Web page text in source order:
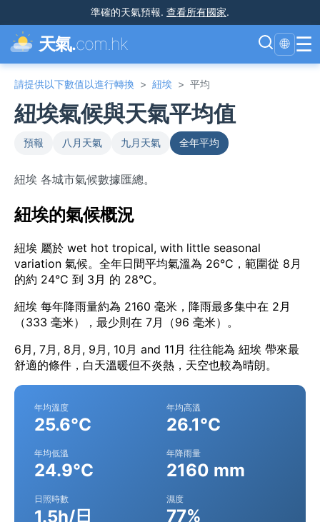
準確的天氣預報. 查看所有國家.
天氣.com.hk 🌐 ☰
請提供以下數值以進行轉換 > 紐埃 > 平均
紐埃氣候與天氣平均值
預報 八月天氣 九月天氣 全年平均
紐埃 各城市氣候數據匯總。
紐埃的氣候概況
紐埃 屬於 wet hot tropical, with little seasonal
variation 氣候。全年日間平均氣溫為 26°C，範圍從 8月
的約 24°C 到 3月 的 28°C。
紐埃 每年降雨量約為 2160 毫米，降雨最多集中在 2月
（333 毫米），最少則在 7月（96 毫米）。
6月, 7月, 8月, 9月, 10月 and 11月 往往能為 紐埃 帶來最
舒適的條件，白天溫暖但不炎熱，天空也較為晴朗。
年均溫度
25.6°C
年均高溫
26.1°C
年均低溫
24.9°C
年降雨量
2160 mm
日照時數
1.5h/日
濕度
77%